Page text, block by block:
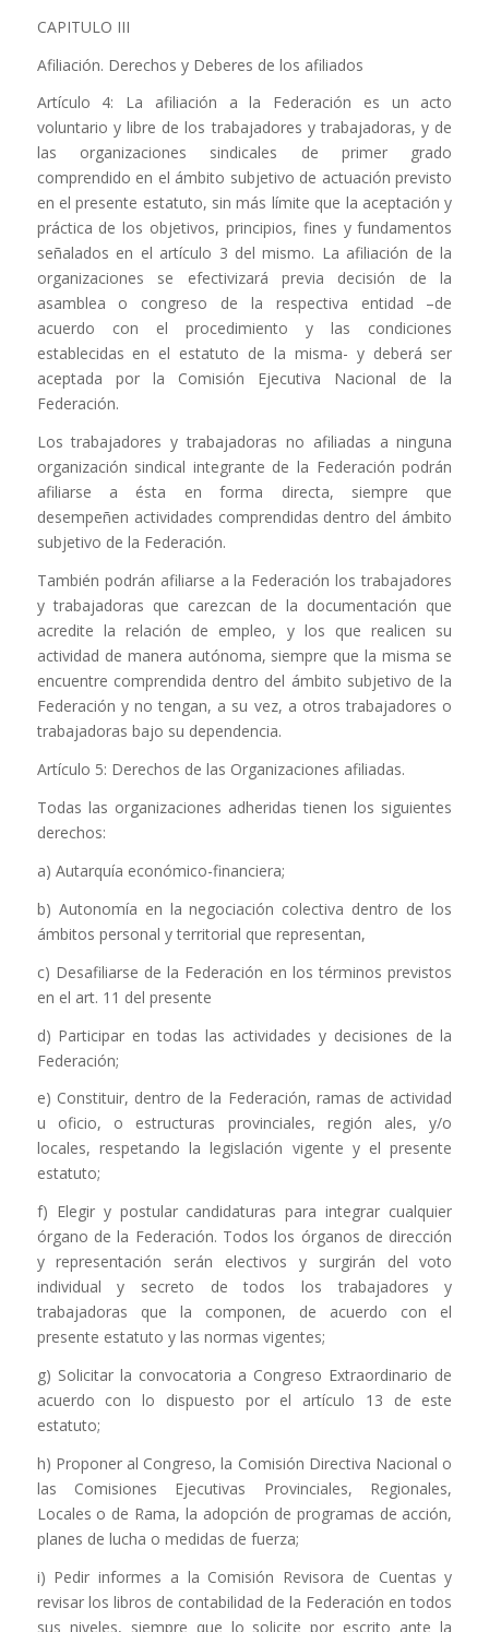
CAPITULO III
Afiliación. Derechos y Deberes de los afiliados
Artículo 4: La afiliación a la Federación es un acto
voluntario y libre de los trabajadores y trabajadoras, y de
las organizaciones sindicales de primer grado
comprendido en el ámbito subjetivo de actuación previsto
en el presente estatuto, sin más límite que la aceptación y
práctica de los objetivos, principios, fines y fundamentos
señalados en el artículo 3 del mismo. La afiliación de la
organizaciones se efectivizará previa decisión de la
asamblea o congreso de la respectiva entidad –de
acuerdo con el procedimiento y las condiciones
establecidas en el estatuto de la misma- y deberá ser
aceptada por la Comisión Ejecutiva Nacional de la
Federación.
Los trabajadores y trabajadoras no afiliadas a ninguna
organización sindical integrante de la Federación podrán
afiliarse a ésta en forma directa, siempre que
desempeñen actividades comprendidas dentro del ámbito
subjetivo de la Federación.
También podrán afiliarse a la Federación los trabajadores
y trabajadoras que carezcan de la documentación que
acredite la relación de empleo, y los que realicen su
actividad de manera autónoma, siempre que la misma se
encuentre comprendida dentro del ámbito subjetivo de la
Federación y no tengan, a su vez, a otros trabajadores o
trabajadoras bajo su dependencia.
Artículo 5: Derechos de las Organizaciones afiliadas.
Todas las organizaciones adheridas tienen los siguientes
derechos:
a) Autarquía económico-financiera;
b) Autonomía en la negociación colectiva dentro de los
ámbitos personal y territorial que representan,
c) Desafiliarse de la Federación en los términos previstos
en el art. 11 del presente
d) Participar en todas las actividades y decisiones de la
Federación;
e) Constituir, dentro de la Federación, ramas de actividad
u oficio, o estructuras provinciales, región ales, y/o
locales, respetando la legislación vigente y el presente
estatuto;
f) Elegir y postular candidaturas para integrar cualquier
órgano de la Federación. Todos los órganos de dirección
y representación serán electivos y surgirán del voto
individual y secreto de todos los trabajadores y
trabajadoras que la componen, de acuerdo con el
presente estatuto y las normas vigentes;
g) Solicitar la convocatoria a Congreso Extraordinario de
acuerdo con lo dispuesto por el artículo 13 de este
estatuto;
h) Proponer al Congreso, la Comisión Directiva Nacional o
las Comisiones Ejecutivas Provinciales, Regionales,
Locales o de Rama, la adopción de programas de acción,
planes de lucha o medidas de fuerza;
i) Pedir informes a la Comisión Revisora de Cuentas y
revisar los libros de contabilidad de la Federación en todos
sus niveles, siempre que lo solicite por escrito ante la